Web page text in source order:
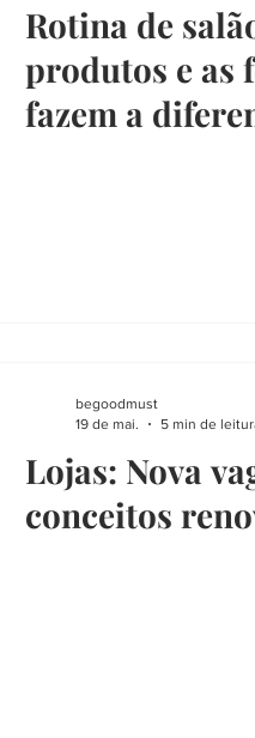
Rotina de
produtos e as
fazem a
Lojas: Nova
conceitos
begoodmust
19 de mai.
5 min de